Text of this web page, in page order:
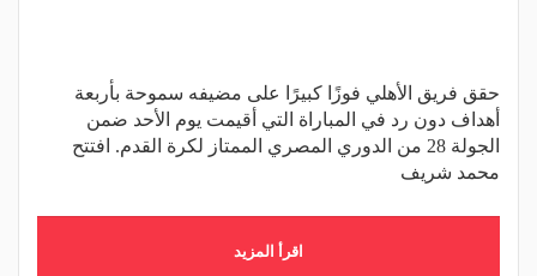
حقق فريق الأهلي فوزًا كبيرًا على مضيفه سموحة بأربعة
أهداف دون رد في المباراة التي أقيمت يوم الأحد ضمن
الجولة 28 من الدوري المصري الممتاز لكرة القدم. افتتح
محمد شريف
اقرأ المزيد